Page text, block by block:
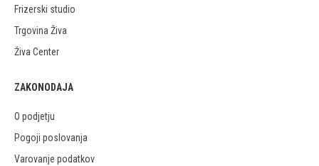
Frizerski studio
Trgovina Živa
Živa Center
ZAKONODAJA
O podjetju
Pogoji poslovanja
Varovanje podatkov